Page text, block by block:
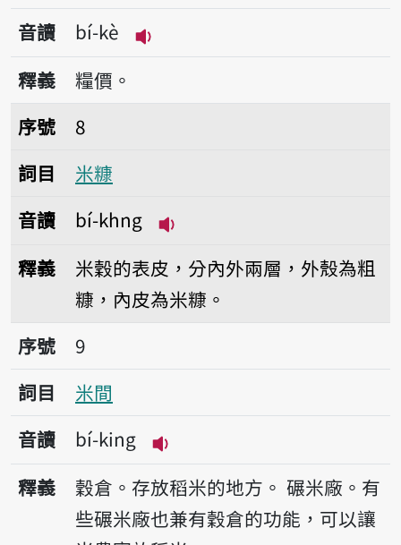
音讀
bí-kè
播放音讀bí-kè
釋義
糧價。
序號8米糠
序號
8
詞目
米糠
音讀
bí-khng
釋義
米穀的表皮，分內外兩層，外殼為粗
糠，內皮為米糠。
序號9米間
序號
9
詞目
米間
音讀
bí-king
播放音讀bí-king
釋義 穀倉。存放稻米的地方。 碾米廠。有
些碾米廠也兼有穀倉的功能，可以讓